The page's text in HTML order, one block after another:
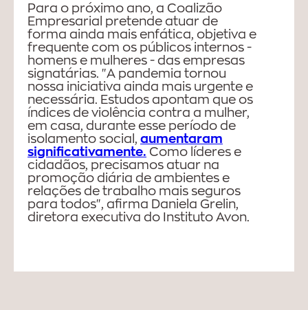
Para o próximo ano, a Coalizão
Empresarial pretende atuar de
forma ainda mais enfática, objetiva e
frequente com os públicos internos -
homens e mulheres - das empresas
signatárias. "A pandemia tornou
nossa iniciativa ainda mais urgente e
necessária. Estudos apontam que os
índices de violência contra a mulher,
em casa, durante esse período de
isolamento social, aumentaram
significativamente. Como líderes e
cidadãos, precisamos atuar na
promoção diária de ambientes e
relações de trabalho mais seguros
para todos", afirma Daniela Grelin,
diretora executiva do Instituto Avon.